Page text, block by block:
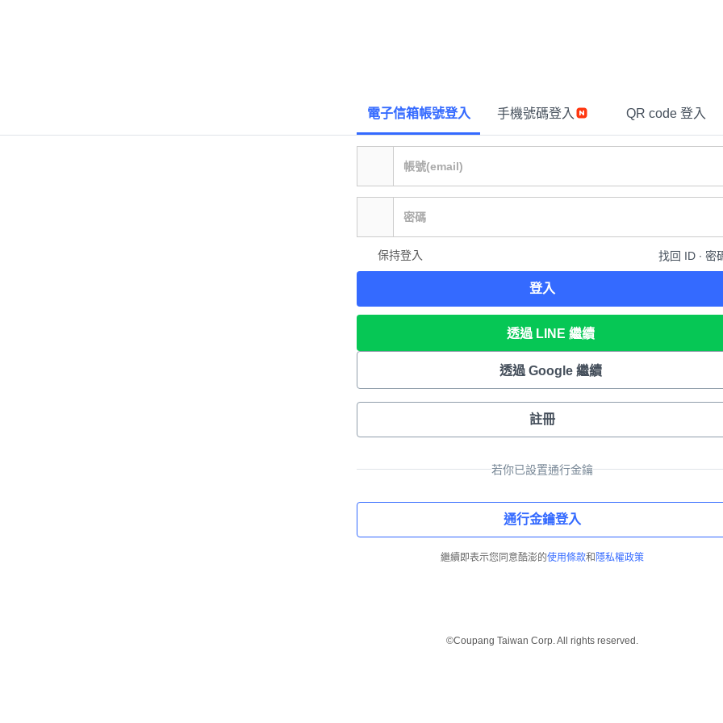
電子信箱帳號登入 手機號碼登入 QR code 登入
保持登入 找回 ID ∙ 密
登入
透過 LINE 繼續
透過 Google 繼續
註冊
若你已設置通行金鑰
通行金鑰登入
繼續即表示您同意酷澎的使用條款和 隱私權政策
©Coupang Taiwan Corp. All rights reserved.